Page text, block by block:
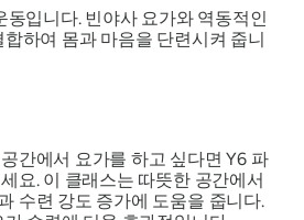
동입니다. 빈야사 요가와 역동적인
하여 몸과 마음을 단련시켜 줍니
간에서 요가를 하고 싶다면 Y6 파
요. 이 클래스는 따뜻한 공간에서
수련 강도 증가에 도움을 줍니다.